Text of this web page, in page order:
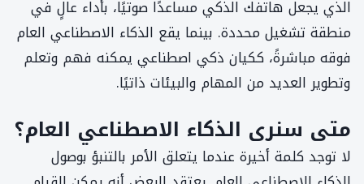
الذي يجعل هاتفك الذكي مساعدًا صوتيًا، بأداء عالٍ في
منطقة تشغيل محددة. بينما يقع الذكاء الاصطناعي العام
فوقه مباشرةً، ككيان ذكي اصطناعي يمكنه فهم وتعلم
وتطوير العديد من المهام والبيئات ذاتيًا.
متى سنرى الذكاء الاصطناعي العام؟
لا توجد كلمة أخيرة عندما يتعلق الأمر بالتنبؤ بوصول